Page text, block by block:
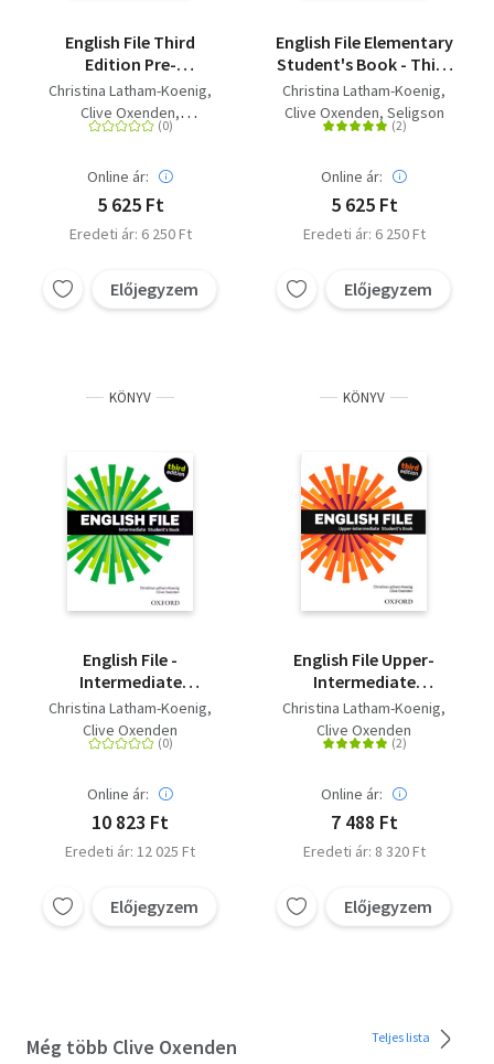
English File Third
Edition Pre-
intermediate
Student's Book
Christina Latham-Koenig
Clive Oxenden
Paul Seligson
Online ár:
5 625 Ft
Eredeti ár: 6 250 Ft
Előjegyzem
English File Elementary
Student's Book - Third
edition
Christina Latham-Koenig
Clive Oxenden Seligson
Online ár:
5 625 Ft
Eredeti ár: 6 250 Ft
Előjegyzem
KÖNYV
English File -
Intermediate
Student's Book - Third
edition
Christina Latham-Koenig
Clive Oxenden
Online ár:
10 823 Ft
Eredeti ár: 12 025 Ft
Előjegyzem
KÖNYV
English File Upper-
Intermediate
Student's Book - Third
edition
Christina Latham-Koenig
Clive Oxenden
Online ár:
7 488 Ft
Eredeti ár: 8 320 Ft
Előjegyzem
Még több Clive Oxenden Teljes lista